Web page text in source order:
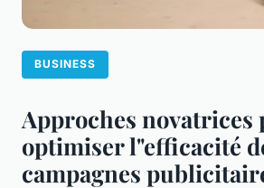
BUSINESS
Approches novatrices
optimiser l"efficacité
campagnes